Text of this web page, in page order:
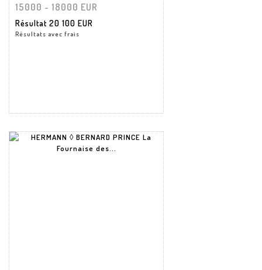
15000 - 18000 EUR
Résultat 20 100 EUR
Résultats avec frais